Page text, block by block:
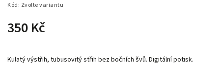
Kód: Zvolte variantu
350 Kč
Kulatý výstřih, tubusovitý střih bez bočních švů. Digitální potisk.